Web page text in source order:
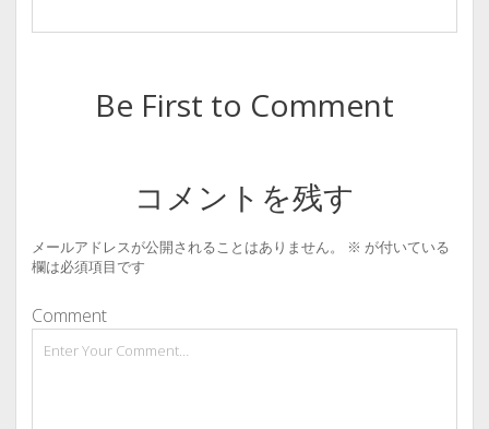
Be First to Comment
コメントを残す
メールアドレスが公開されることはありません。 ※ が付いている
欄は必須項目です
Comment